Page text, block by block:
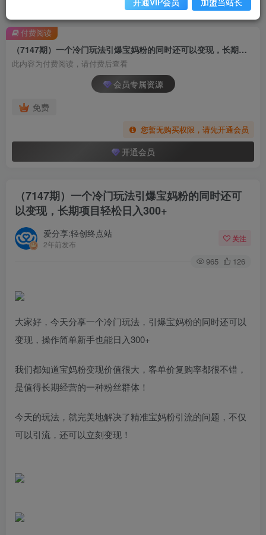
（7147期）一个冷门玩法引爆宝妈粉的同时还可以变现，长期项目轻松日入300+
此内容为付费阅读，请付费后查看
会员专属资源
免费
您暂无购买权限，请先开通会员
开通会员
付费阅读
（7147期）一个冷门玩法引爆宝妈粉的同时还可
以变现，长期项目轻松日入300+
爱分享:轻创终点站
2年前发布
关注
965 126
大家好，今天分享一个冷门玩法，引爆宝妈粉的同时还可以
变现，操作简单新手也能日入300+
我们都知道宝妈粉变现价值很大，客单价复购率都很不错，
是值得长期经营的一种粉丝群体！
今天的玩法，就完美地解决了精准宝妈粉引流的问题，不仅
可以引流，还可以立刻变现！